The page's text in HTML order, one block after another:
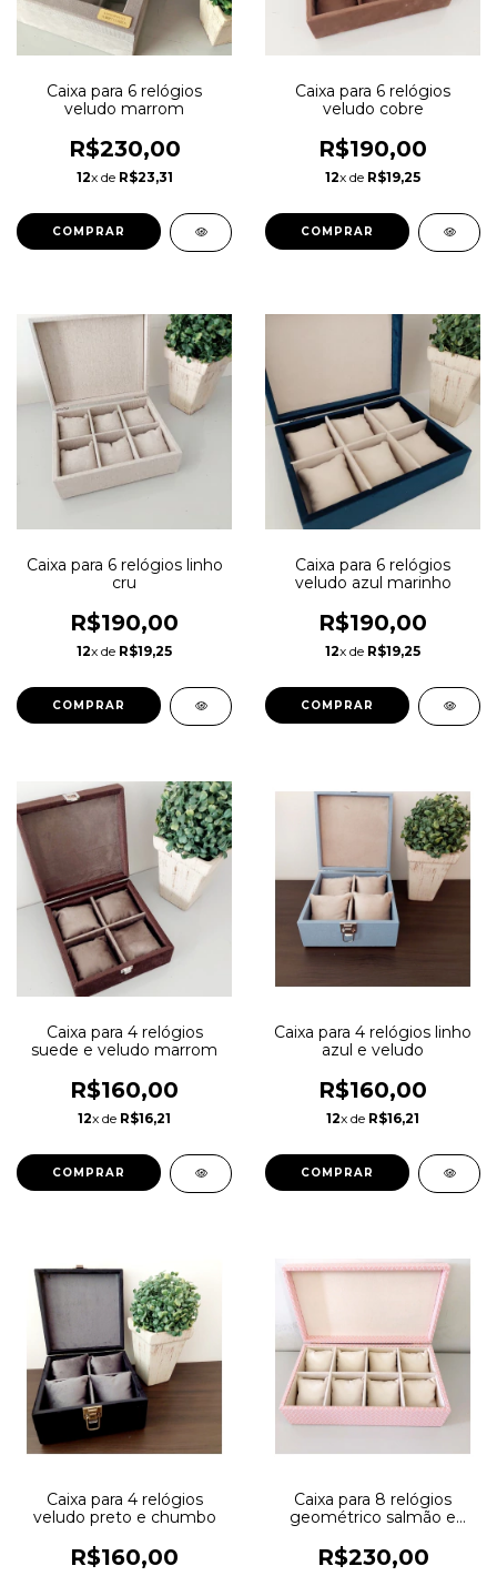
Caixa para 6 relógios
veludo marrom
R$230,00
12x de R$23,31
Caixa para 6 relógios
veludo cobre
R$190,00
12x de R$19,25
COMPRAR
Caixa para 6 relógios linho
cru
R$190,00
12x de R$19,25
COMPRAR
Caixa para 6 relógios
veludo azul marinho
R$190,00
12x de R$19,25
COMPRAR
Caixa para 4 relógios
suede e veludo marrom
R$160,00
12x de R$16,21
COMPRAR
Caixa para 4 relógios linho
azul e veludo
R$160,00
12x de R$16,21
COMPRAR
Caixa para 4 relógios
veludo preto e chumbo
R$160,00
Caixa para 8 relógios
geométrico salmão e
R$230,00